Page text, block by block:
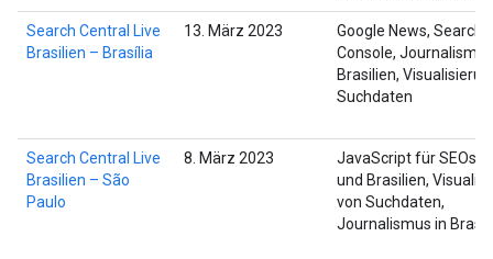
Search Central Live
Brasilien – Brasília
13. März 2023
Google News, Search
Console,
Brasilien,
Suchdaten
Search Central Live
Brasilien – São
Paulo
8. März 2023
JavaScript für SEOs,
und Brasilien,
von Suchdaten,
Journalismus in